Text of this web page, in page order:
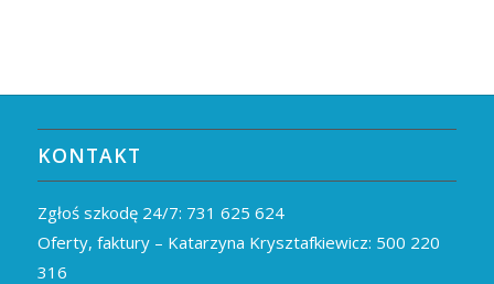
KONTAKT
Zgłoś szkodę 24/7: 731 625 624
Oferty, faktury – Katarzyna Krysztafkiewicz: 500 220
316